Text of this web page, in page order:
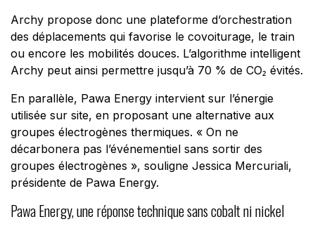
Archy propose donc une plateforme d’orchestration
des déplacements qui favorise le covoiturage, le train
ou encore les mobilités douces. L’algorithme intelligent
Archy peut ainsi permettre jusqu’à 70 % de CO₂ évités.
En parallèle, Pawa Energy intervient sur l’énergie
utilisée sur site, en proposant une alternative aux
groupes électrogènes thermiques. « On ne
décarbonera pas l’événementiel sans sortir des
groupes électrogènes », souligne Jessica Mercuriali,
présidente de Pawa Energy.
Pawa Energy, une réponse technique sans cobalt ni nickel